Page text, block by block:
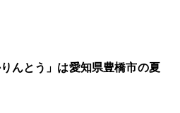
んとう」は愛知県豊橋市の夏